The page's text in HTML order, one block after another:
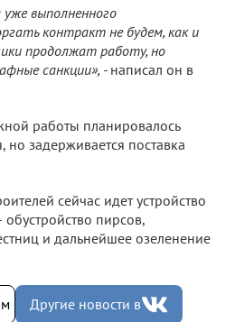
выполненного
контракт не будем, как и
продолжат работу, но
санкции», - написал он в
работы планировалось
но задерживается поставка
сейчас идет устройство
пирсов,
и дальнейшее озеленение
Другие новости в